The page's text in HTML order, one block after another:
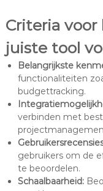
Criteria
juiste tool
Belangrijkste
functionaliteiten
budgettracking.
verbinden met
gebruikers om de
te beoordelen.
Schaalbaarheid: